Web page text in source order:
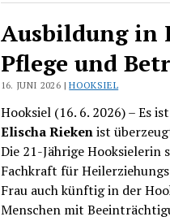
Ausbildung in
Pflege und
16. JUNI 2026 |HOOKSIEL
Hooksiel (16. 6. 2026) – Es
Elischa Riekenist
Die 21-Jährige Hooksielerin
Fachkraft für
Frau auch künftig in der
Menschen mit